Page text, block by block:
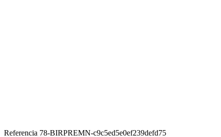
Referencia 78-BIRPREMN-c9c5ed5e0ef239defd75